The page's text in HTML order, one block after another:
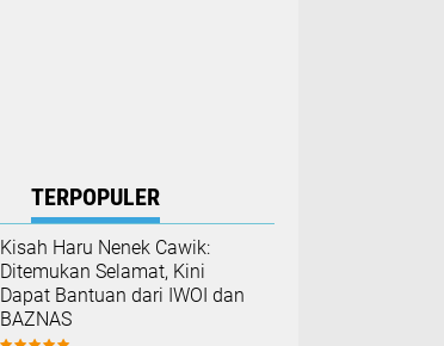
TERPOPULER
Kisah Haru Nenek Cawik:
Ditemukan Selamat, Kini
Dapat Bantuan dari IWOI dan
BAZNAS